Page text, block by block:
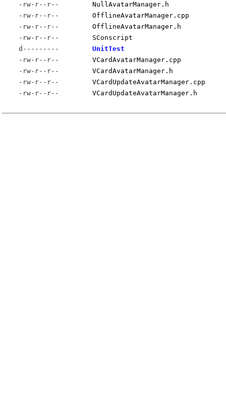
-rw-r--r--
NullAvatarManager.h
-rw-r--r--
OfflineAvatarManager.cpp
-rw-r--r--
OfflineAvatarManager.h
-rw-r--r--
SConscript
d---------
UnitTest
-rw-r--r--
VCardAvatarManager.cpp
-rw-r--r--
VCardAvatarManager.h
-rw-r--r--
VCardUpdateAvatarManager.cpp
-rw-r--r--
VCardUpdateAvatarManager.h